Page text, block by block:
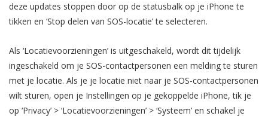
deze updates stoppen door op de statusbalk op je iPhone te
tikken en ‘Stop delen van SOS-locatie’ te selecteren.
Als ‘Locatievoorzieningen’ is uitgeschakeld, wordt dit tijdelijk
ingeschakeld om je SOS-contactpersonen een melding te sturen
met je locatie. Als je je locatie niet naar je SOS-contactpersonen
wilt sturen, open je Instellingen op je gekoppelde iPhone, tik je
op ‘Privacy’ > ‘Locatievoorzieningen’ > ‘Systeem’ en schakel je